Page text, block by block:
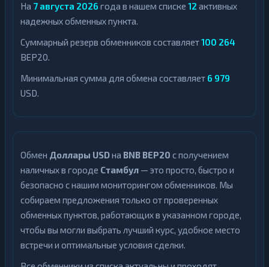
На 7 августа 2026 года в нашем списке 12 активных
надежных обменных пункта.
Суммарный резерв обменников составляет100 264
BEP20.
Минимальная сумма для обмена составляет 6 979
USD.
Обмен Доллары USDна BNB BEP20 с получением
наличных в городе Стамбул — это просто, быстро и
безопасно с нашим мониторингом обменников. Мы
собираем предложения только от проверенных
обменных пунктов, работающих в указанном городе,
чтобы вы могли выбрать лучший курс, удобное место
встречи и оптимальные условия сделки.